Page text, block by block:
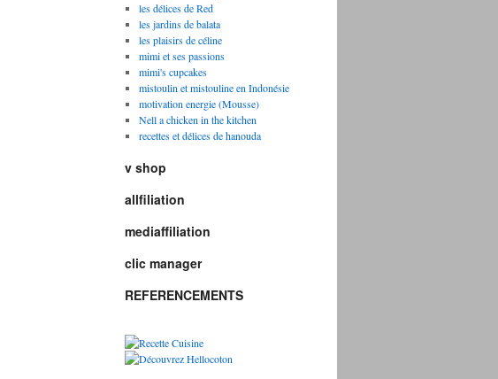
les délices de Red
les jardins de balata
les plaisirs de céline
mimi et ses passions
mimi's cupcakes
mistoulin et mistouline en Indonésie
motivation energie (Mousse)
Nell a chicken in the kitchen
recettes et délices de hanouda
v shop
allfiliation
mediaffiliation
clic manager
REFERENCEMENTS